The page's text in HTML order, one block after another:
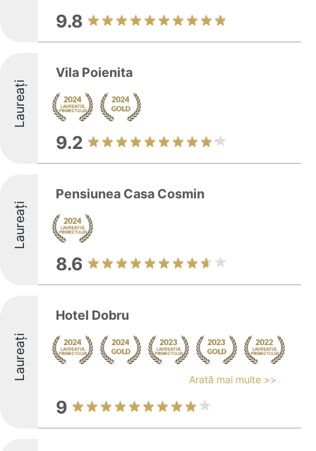
9.8
Laureați
Vila Poienita
9.2
Laureați
Pensiunea Casa Cosmin
8.6
Laureați
Hotel Dobru
Arată mai multe >>
9